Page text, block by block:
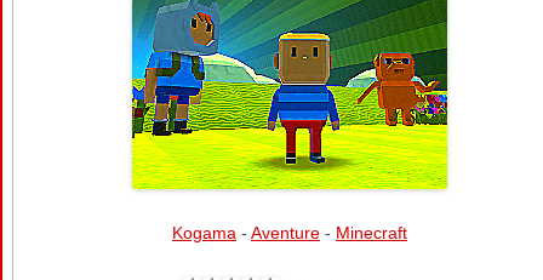
Kogama - Aventure - Minecraft